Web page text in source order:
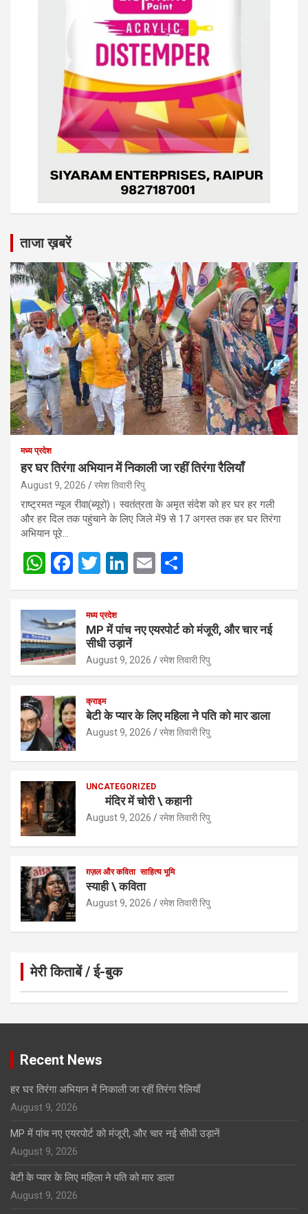
ताजा ख़बरें
मध्य प्रदेश
हर घर तिरंगा अभियान में निकाली जा रहीं तिरंगा रैलियाँ
August 9, 2026 रमेश तिवारी रिपु
राष्ट्रमत न्यूज रीवा(ब्यूरो)। स्वतंत्रता के अमृत संदेश को हर घर हर गली
और हर दिल तक पहुंचाने के लिए जिले में9 से 17 अगस्त तक हर घर तिरंगा
अभियान पूरे…
W
h
at
s
A
p
p
F
a
ce
b
o
o
k
T
wi
tt
er
Li
n
dI
n
E
m h
e
मध्य प्रदेश
MP में पांच नए एयरपोर्ट को मंजूरी, और चार नई
सीधी उड़ानें
August 9, 2026 रमेश तिवारी रिपु
क्राइम
बेटी के प्यार के लिए महिला ने पति को मार डाला
August 9, 2026 रमेश तिवारी रिपु
UNCATEGORIZED
मंदिर में चोरी \ कहानी
August 9, 2026 रमेश तिवारी रिपु
ग़ज़ल और कविता साहित्य भूमि
स्याही \ कविता
August 9, 2026 रमेश तिवारी रिपु
मेरी किताबें / ई-बुक
Click to Open Page
Recent News
हर घर तिरंगा अभियान में निकाली जा रहीं तिरंगा रैलियाँ
August 9, 2026
MP में पांच नए एयरपोर्ट को मंजूरी, और चार नई सीधी उड़ानें
August 9, 2026
बेटी के प्यार के लिए महिला ने पति को मार डाला
August 9, 2026